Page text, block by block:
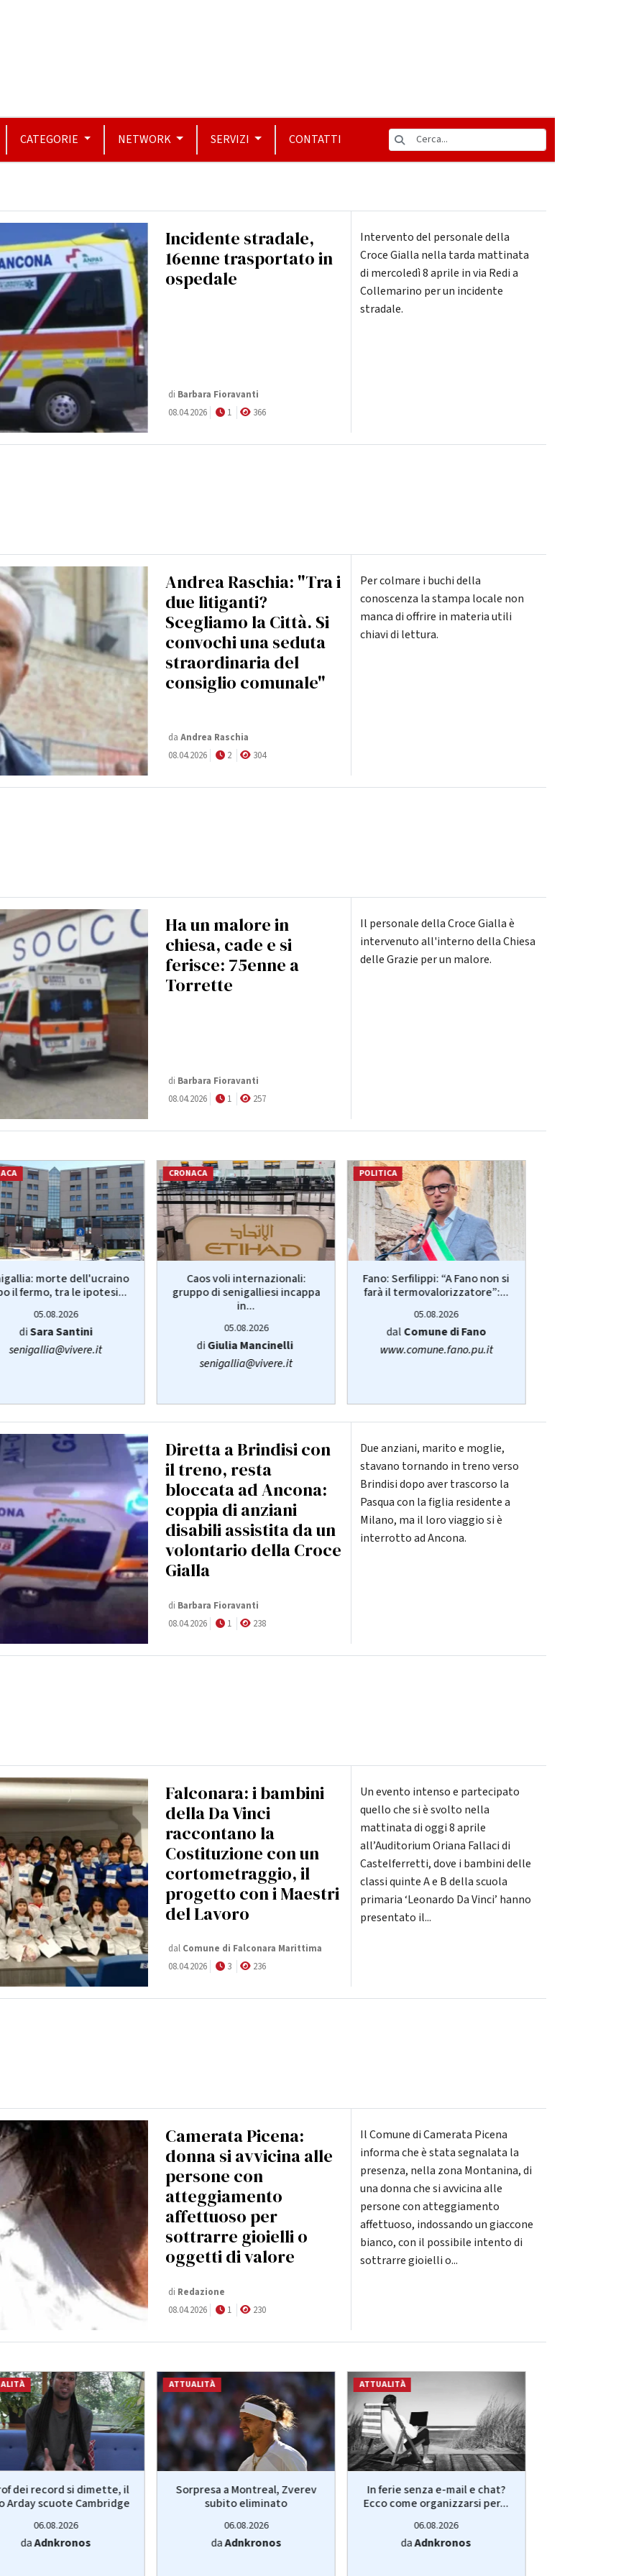
CATEGORIE NETWORK SERVIZI CONTATTI
Incidente stradale,
16enne trasportato in
ospedale
di Barbara Fioravanti
08.04.2026
1 366
Intervento del personale della
Croce Gialla nella tarda mattinata
di mercoledì 8 aprile in via Redi a
Collemarino per un incidente
stradale.
Andrea Raschia: "Tra i
due litiganti?
Scegliamo la Città. Si
convochi una seduta
straordinaria del
consiglio comunale"
da Andrea Raschia
08.04.2026
2 304
Per colmare i buchi della
conoscenza la stampa locale non
manca di offrire in materia utili
chiavi di lettura.
Ha un malore in
chiesa, cade e si
ferisce: 75enne a
Torrette
di Barbara Fioravanti
08.04.2026
1 257
Il personale della Croce Gialla è
intervenuto all'interno della Chiesa
delle Grazie per un malore.
morte dell'ucraino
il fermo, tra le ipotesi...
05.08.2026
diSara Santini
senigallia@vivere.it
CRONACA
Caos voli internazionali:
gruppo di senigalliesi incappa
in...
05.08.2026
diGiulia Mancinelli
senigallia@vivere.it
POLITICA
Fano: Serfilippi: “A Fano non si
farà il termovalorizzatore”:...
05.08.2026
dalComune di Fano
www.comune.fano.pu.it
Diretta a Brindisi con
il treno, resta
bloccata ad Ancona:
coppia di anziani
disabili assistita da un
volontario della Croce
Gialla
di Barbara Fioravanti
08.04.2026
1 238
Due anziani, marito e moglie,
stavano tornando in treno verso
Brindisi dopo aver trascorso la
Pasqua con la figlia residente a
Milano, ma il loro viaggio si è
interrotto ad Ancona.
Falconara: i bambini
della Da Vinci
raccontano la
Costituzione con un
cortometraggio, il
progetto con i Maestri
del Lavoro
dal Comune di Falconara Marittima
08.04.2026
3 236
Un evento intenso e partecipato
quello che si è svolto nella
mattinata di oggi 8 aprile
all’Auditorium Oriana Fallaci di
Castelferretti, dove i bambini delle
classi quinte A e B della scuola
primaria ‘Leonardo Da Vinci’ hanno
presentato il...
Camerata Picena:
donna si avvicina alle
persone con
atteggiamento
affettuoso per
sottrarre gioielli o
oggetti di valore
di Redazione
08.04.2026
1 230
Il Comune di Camerata Picena
informa che è stata segnalata la
presenza, nella zona Montanina, di
una donna che si avvicina alle
persone con atteggiamento
affettuoso, indossando un giaccone
bianco, con il possibile intento di
sottrarre gioielli o...
dei record si dimette, il
Arday scuote Cambridge
06.08.2026
daAdnkronos
ATTUALITÀ
Sorpresa a Montreal, Zverev
subito eliminato
06.08.2026
daAdnkronos
ATTUALITÀ
In ferie senza e-mail e chat?
Ecco come organizzarsi per...
06.08.2026
daAdnkronos